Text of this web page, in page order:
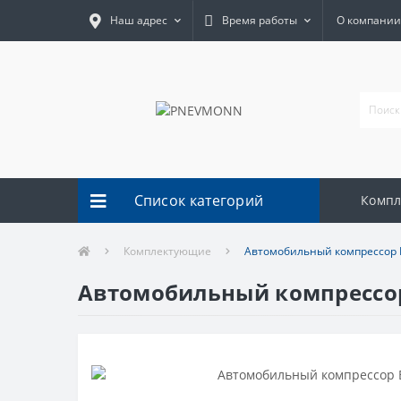
Наш адрес Время работы О компании
Список категорий
Комплектующие Автомобильный компрессор
Автомобильный компрессор